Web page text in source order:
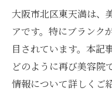
大阪市北区東天満は、
アです。特にブランク
目されています。本記
どのように再び美容院
情報について詳しくご